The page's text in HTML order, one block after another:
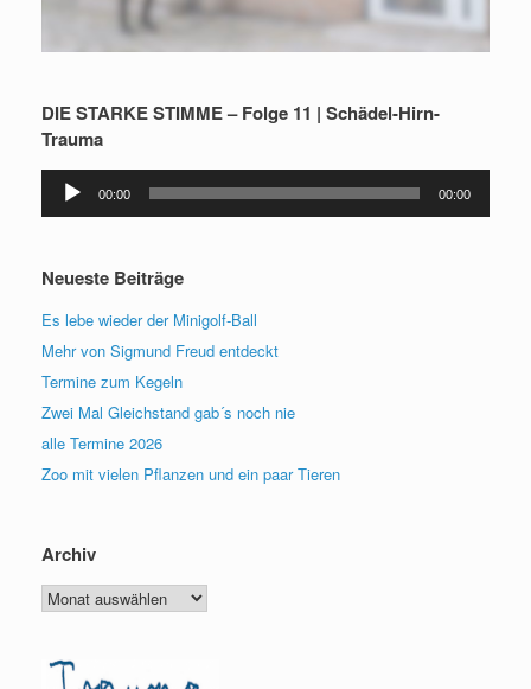
DIE STARKE STIMME – Folge 11 | Schädel-Hirn-
Trauma
Audio-
Player
00:00 00:00
Neueste Beiträge
Es lebe wieder der Minigolf-Ball
Mehr von Sigmund Freud entdeckt
Termine zum Kegeln
Zwei Mal Gleichstand gab´s noch nie
alle Termine 2026
Zoo mit vielen Pflanzen und ein paar Tieren
Archiv
Archiv